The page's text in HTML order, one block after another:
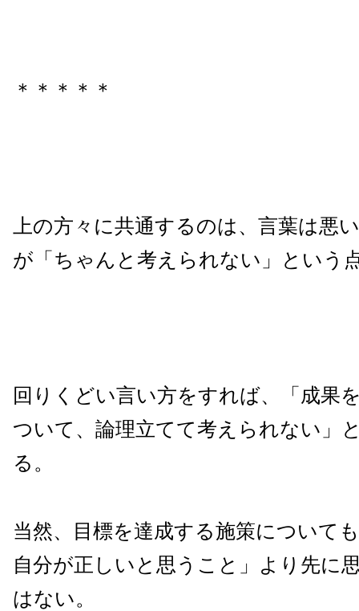
＊＊＊＊＊
上の方々に共通するのは、言葉は悪
が「ちゃんと考えられない」という
回りくどい言い方をすれば、「成果
ついて、論理立てて考えられない」
る。
当然、目標を達成する施策について
自分が正しいと思うこと」より先に
はない。